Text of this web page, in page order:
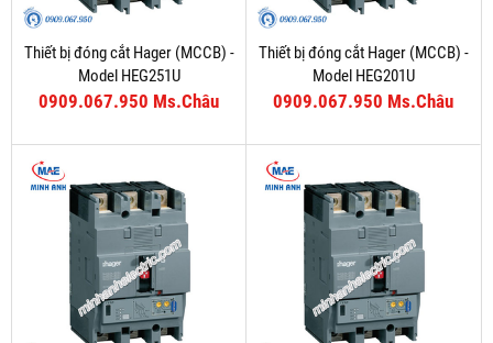
Thiết bị đóng cắt Hager (MCCB) -
Model HEG251U
0909.067.950 Ms.Châu
Thiết bị đóng cắt Hager (MCCB) -
Model HEG201U
0909.067.950 Ms.Châu